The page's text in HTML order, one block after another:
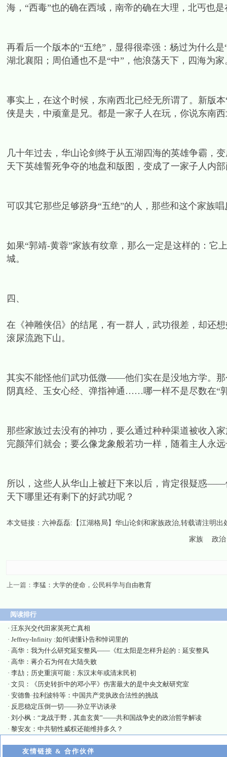
海，“西毒”也的确在西域，南帝的确在大理，北丐也
再看后一个版本的“五绝”，显得很牵强：杨过为什么
湖北襄阳；周伯通也不是“中”，他浪荡天下，四海为家
事实上，在这个时候，东南西北已经无所谓了。新版
侠是夫，中顽童是兄。都是一家子人在玩，你说东南
几十年过去，华山论剑终于从五湖四海的英雄争霸，
天下英雄誓死争夺的地盘和版图，变成了一家子人内
可叹其它那些足够跻身“五绝”的人，那些和这个家族
如果“郭靖-黄蓉”家族有纹章，那么一定是这样的：它
城。
四、
在《神雕侠侣》的结尾，有一群人，武功很差，却还
滚尿流跑下山。
其实不能怪他们武功低微——他们实在是没地方学。
阴真经、玉女心经、弹指神通……哪一样不是尽数在“
那些家族过去没有的神功，要么通过种种渠道被收入
完颜萍们就会；要么像龙象般若功一样，随着主人永
所以，这些人从华山上被赶下来以后，肯定很疑惑
天下哪里还有剩下的好武功呢？
本文链接： 六神磊磊:【江湖格局】华山论剑和家族政治,转载请注明出
家族 政治
上一篇： 李猛：大学的使命，公民科学与自由教育
阅读排行
· 汪东兴交代田家英死亡真相
· Jeffrey-Infinity :如何读懂讣告和悼词里的
· 高华：我为什么研究延安整风——《红太阳是怎样升起的：延安整风
· 高华：蒋介石为何在大陆失败
· 李劼；历史重演可能：东汉末年或清末民初
· 文贝：《历史转折中的邓小平》伤害最大的是中央文献研究室
· 安德鲁·拉利波特等：中国共产党执政合法性的挑战
· 反思稳定压倒一切——孙立平访谈录
· 刘小枫：“龙战于野，其血玄黄”——共和国战争史的政治哲学解读
· 黎安友：中共韧性威权还能维持多久？
友情链接 & 合作伙伴